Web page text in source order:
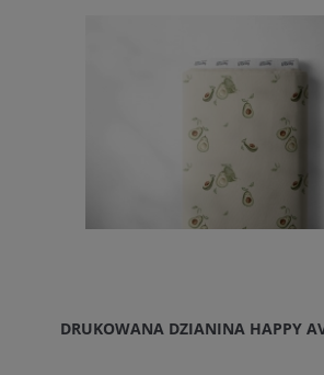
DRUKOWANA DZIANINA HAPPY